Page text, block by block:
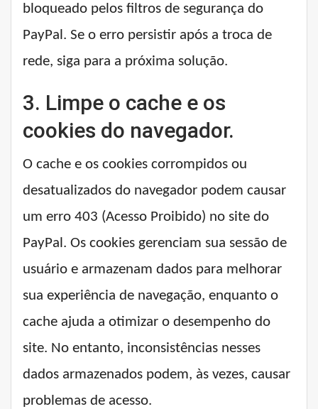
bloqueado pelos filtros de segurança do
PayPal. Se o erro persistir após a troca de
rede, siga para a próxima solução.
3. Limpe o cache e os
cookies do navegador.
O cache e os cookies corrompidos ou
desatualizados do navegador podem causar
um erro 403 (Acesso Proibido) no site do
PayPal. Os cookies gerenciam sua sessão de
usuário e armazenam dados para melhorar
sua experiência de navegação, enquanto o
cache ajuda a otimizar o desempenho do
site. No entanto, inconsistências nesses
dados armazenados podem, às vezes, causar
problemas de acesso.